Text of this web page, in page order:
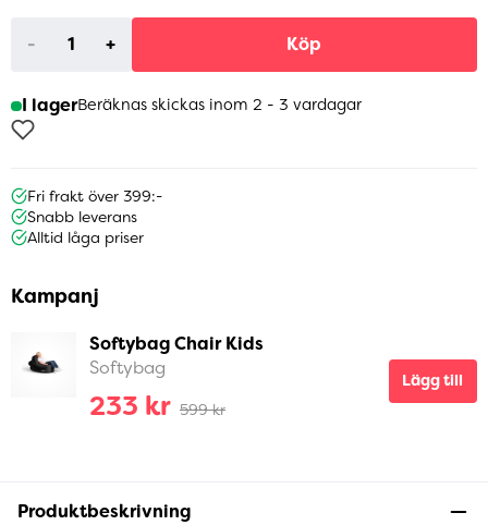
- + Köp
I lagerBeräknas skickas inom 2 - 3 vardagar
Fri frakt över 399:-
Snabb leverans
Alltid låga priser
Kampanj
Softybag Chair Kids
Softybag
233 kr 599 kr
Lägg till
Produktbeskrivning